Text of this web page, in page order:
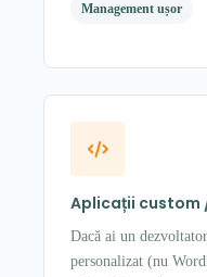
Management ușor
Aplicații custom
Dacă ai un
personalizat (nu